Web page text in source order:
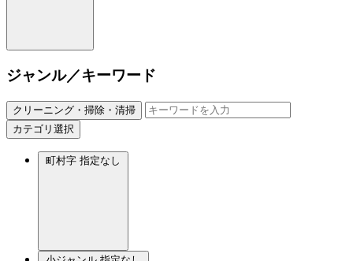
ジャンル／キーワード
クリーニング・掃除・清掃
カテゴリ選択
町村字 指定なし